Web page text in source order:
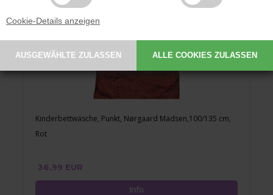
Cookie-Details anzeigen
Kinderbettwäsche, Punkt, Nørgaard Madsen,100/135 cm,
Rot
36,99 EUR